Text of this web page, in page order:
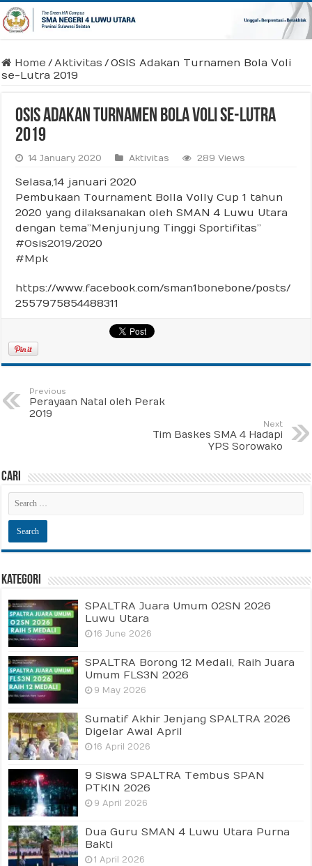
Home /Aktivitas /OSIS Adakan Turnamen Bola Voli
se-Lutra 2019
OSIS Adakan Turnamen Bola Voli se-Lutra
2019
14 January 2020 Aktivitas 289 Views
Selasa,14 januari 2020
Pembukaan Tournament Bolla Volly Cup 1 tahun
2020 yang dilaksanakan oleh SMAN 4 Luwu Utara
dengan tema”Menjunjung Tinggi Sportifitas”
#Osis2019/2020
#Mpk
https://www.facebook.com/sman1bonebone/posts/
2557975854488311
Previous
Perayaan Natal oleh Perak
2019
Next
Tim Baskes SMA 4 Hadapi
YPS Sorowako
Cari
Kategori
SPALTRA Juara Umum O2SN 2026
Luwu Utara
16 June 2026
SPALTRA Borong 12 Medali, Raih Juara
Umum FLS3N 2026
9 May 2026
Sumatif Akhir Jenjang SPALTRA 2026
Digelar Awal April
16 April 2026
9 Siswa SPALTRA Tembus SPAN
PTKIN 2026
9 April 2026
Dua Guru SMAN 4 Luwu Utara Purna
Bakti
1 April 2026